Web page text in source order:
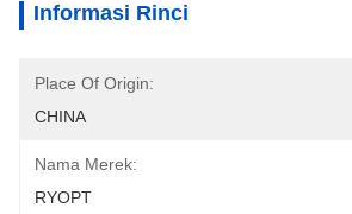
Informasi Rinci
Place Of Origin:
CHINA
Nama Merek:
RYOPT